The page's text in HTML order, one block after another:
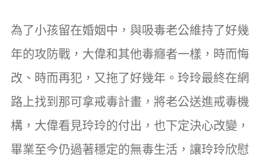
為了小孩留在婚姻中，與吸毒老公維持了好幾
年的攻防戰，大偉和其他毒癮者一樣，時而悔
改、時而再犯，又拖了好幾年。玲玲最終在網
路上找到那可拿戒毒計畫，將老公送進戒毒機
構，大偉看見玲玲的付出，也下定決心改變，
畢業至今仍過著穩定的無毒生活，讓玲玲欣慰